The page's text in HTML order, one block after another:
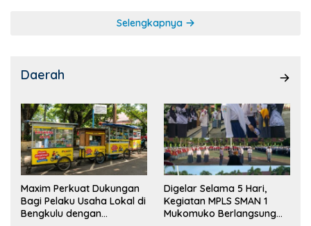
Selengkapnya
Daerah
Maxim Perkuat Dukungan
Bagi Pelaku Usaha Lokal di
Bengkulu dengan
Digelar Selama 5 Hari,
Kegiatan MPLS SMAN 1
Mukomuko Berlangsung